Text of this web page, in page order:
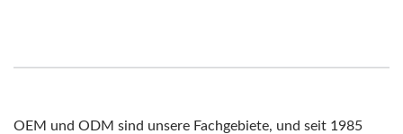
OEM und ODM sind unsere Fachgebiete, und seit 1985